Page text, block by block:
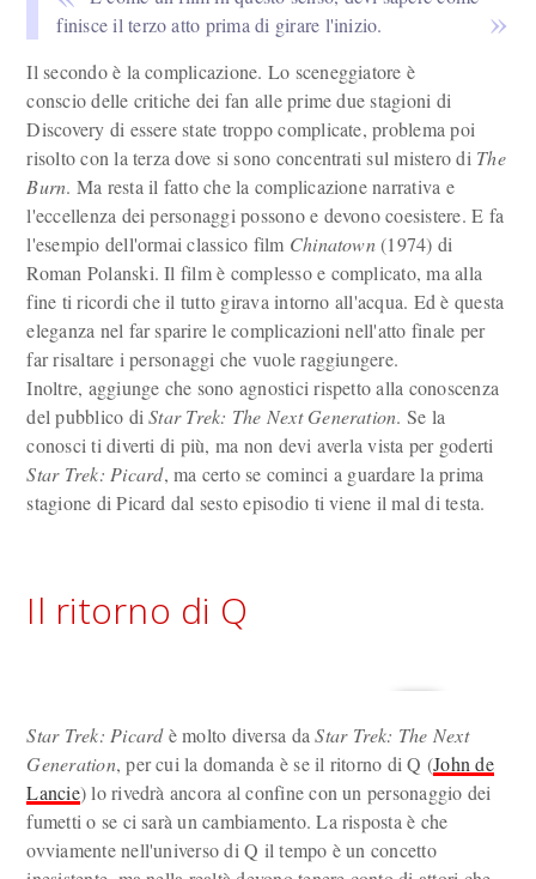
finisce il terzo atto prima di girare l'inizio.
Il secondo è la complicazione. Lo sceneggiatore è
conscio delle critiche dei fan alle prime due stagioni di
Discovery di essere state troppo complicate, problema poi
risolto con la terza dove si sono concentrati sul mistero di The
Burn. Ma resta il fatto che la complicazione narrativa e
l'eccellenza dei personaggi possono e devono coesistere. E fa
l'esempio dell'ormai classico film Chinatown(1974) di
Roman Polanski. Il film è complesso e complicato, ma alla
fine ti ricordi che il tutto girava intorno all'acqua. Ed è questa
eleganza nel far sparire le complicazioni nell'atto finale per
far risaltare i personaggi che vuole raggiungere.
Inoltre, aggiunge che sono agnostici rispetto alla conoscenza
del pubblico diStar Trek: The Next Generation. Se la
conosci ti diverti di più, ma non devi averla vista per goderti
Star Trek: Picard, ma certo se cominci a guardare la prima
stagione di Picard dal sesto episodio ti viene il mal di testa.
Il ritorno di Q
Star Trek: Picardè molto diversa daStar Trek: The Next
Generation, per cui la domanda è se il ritorno di Q (John de
Lancie) lo rivedrà ancora al confine con un personaggio dei
fumetti o se ci sarà un cambiamento. La risposta è che
ovviamente nell'universo di Q il tempo è un concetto